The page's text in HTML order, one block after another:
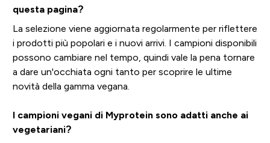
questa pagina?
La selezione viene aggiornata regolarmente per riflettere
i prodotti più popolari e i nuovi arrivi. I campioni disponibili
possono cambiare nel tempo, quindi vale la pena tornare
a dare un'occhiata ogni tanto per scoprire le ultime
novità della gamma vegana.
I campioni vegani di Myprotein sono adatti anche ai
vegetariani?